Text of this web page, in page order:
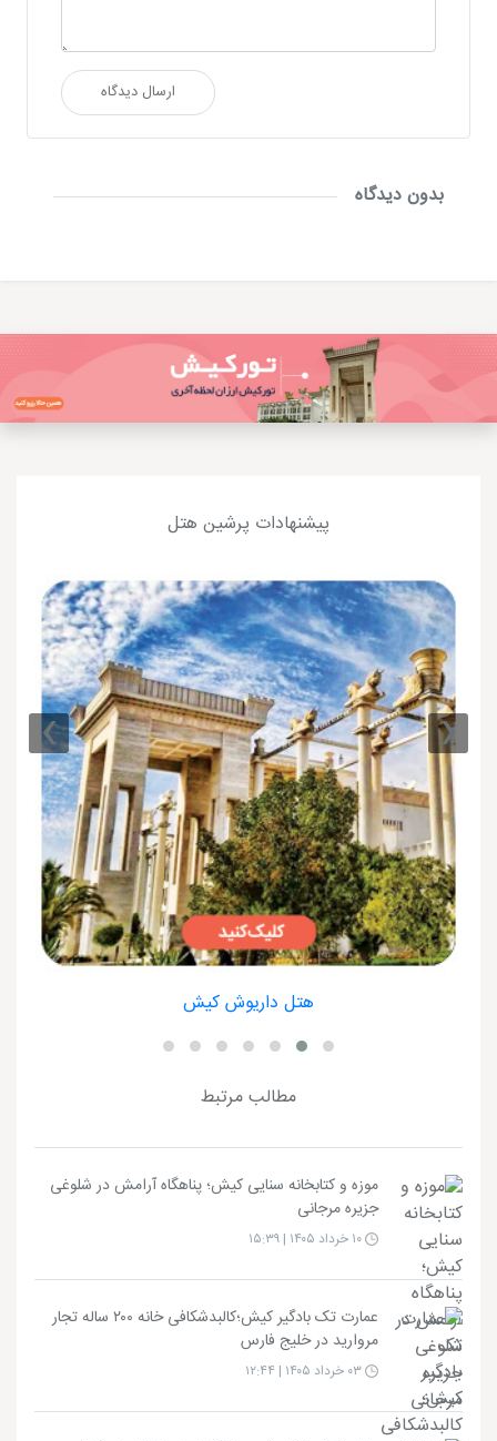
ارسال دیدگاه
بدون دیدگاه
پیشنهادات پرشین هتل
هتل داریوش کیش
‹
›
مطالب مرتبط
موزه و کتابخانه سنایی کیش؛ پناهگاه آرامش در شلوغی
جزیره مرجانی
عمارت تک بادگیر کیش؛کالبدشکافی خانه ۲۰۰ ساله تجار
مروارید در خلیج فارس